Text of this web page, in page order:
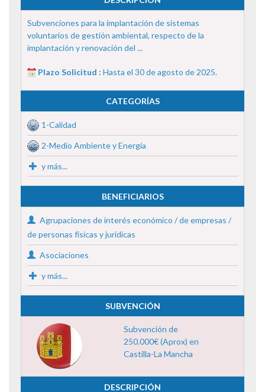
Subvenciones para la implantación de sistemas
voluntarios de gestión ambiental, respecto de la
implantación y renovación del ...
Plazo Solicitud : Hasta el 30 de agosto de 2025.
CATEGORÍAS
1-Calidad
2-Medio Ambiente y Energía
y más...
BENEFICIARIOS
Agrupaciones de interés económico / de empresas /
de personas físicas y jurídicas
Asociaciones
y más...
SUBVENCIÓN
Subvención de
250.000€ (Aprox) en
Castilla-La Mancha
DESCRIPCIÓN